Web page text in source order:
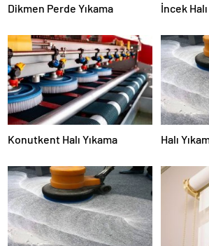
Dikmen Perde Yıkama İncek
Konutkent Halı Yıkama Halı